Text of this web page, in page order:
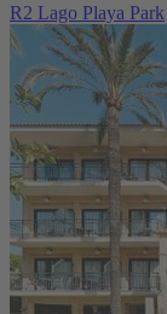
R2 Lago Playa Park